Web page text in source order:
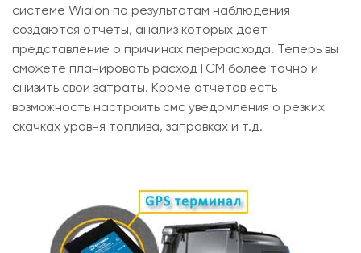
системе Wialon по результатам наблюдения
создаются отчеты, анализ которых дает
представление о причинах перерасхода. Теперь вы
сможете планировать расход ГСМ более точно и
снизить свои затраты. Кроме отчетов есть
возможность настроить смс уведомления о резких
скачках уровня топлива, заправках и т.д.